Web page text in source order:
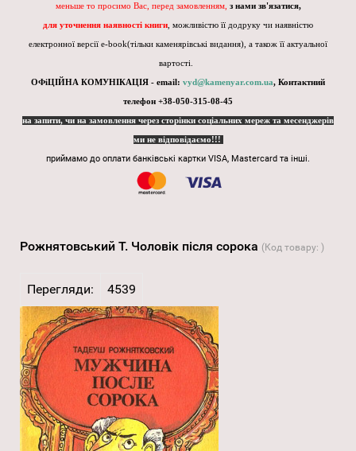
меньше то просимо Вас, перед замовленням, з нами зв'язатися,
для уточнення наявності книги , можливістю її додруку чи наявністю
електронної версії e-book(тільки каменярівські видання), а також її актуальної
вартості.
ОФіЦІЙНА КОМУНІКАЦІЯ - email: vyd@kamenyar.com.ua, Контактний
телефон +38-050-315-08-45
на запити, чи на замовлення через сторінки соціальних мереж та месенджерів
ми не відповідаємо!!!
приймамо до оплати банківські картки VISA, Mastercard та інші.
Рожнятовський Т. Чоловік після сорока (Код товару: )
Перегляди: 4539